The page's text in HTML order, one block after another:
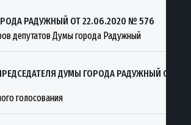
РАДУЖНЫЙ ОТ 22.06.2020 № 576
депутатов Думы города Радужный
ДУМЫ ГОРОДА РАДУЖНЫЙ ОТ
голосования